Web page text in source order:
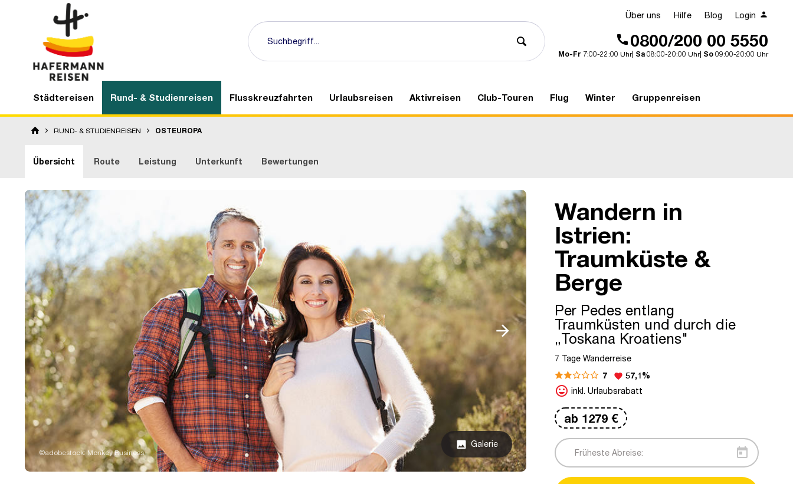
Über uns Hilfe Blog Login
0800/200 00 5550
Mo-Fr 7:00-22:00 Uhr| Sa 08:00-20:00 Uhr| So 09:00-20:00 Uhr
Städtereisen Rund- & Studienreisen Flusskreuzfahrten Urlaubsreisen Aktivreisen Club-Touren Flug Winter Gruppenreisen
RUND- & STUDIENREISEN OSTEUROPA
Übersicht Route Leistung Unterkunft Bewertungen
image Galerie
©adobestock: Monkey Business
Umag
©adobestock: xbrchx
Wandern in
Istrien:
Traumküste &
Berge
Per Pedes entlang
Traumküsten und durch die
„Toskana Kroatiens"
7 Tage Wanderreise
7
favorite 57,1%
mood inkl. Urlaubsrabatt
ab 1279 €
today